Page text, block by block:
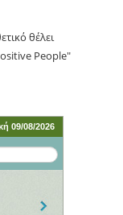
θέλει
People"